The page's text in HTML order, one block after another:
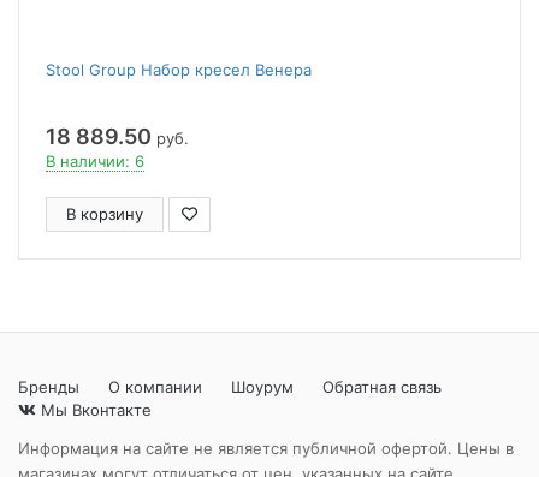
Stool Group Набор кресел Венера
18 889.50 руб.
В наличии: 6
В корзину
Бренды О компании Шоурум
Обратная связь
Мы Вконтакте
Информация на сайте не является публичной офертой. Цены в